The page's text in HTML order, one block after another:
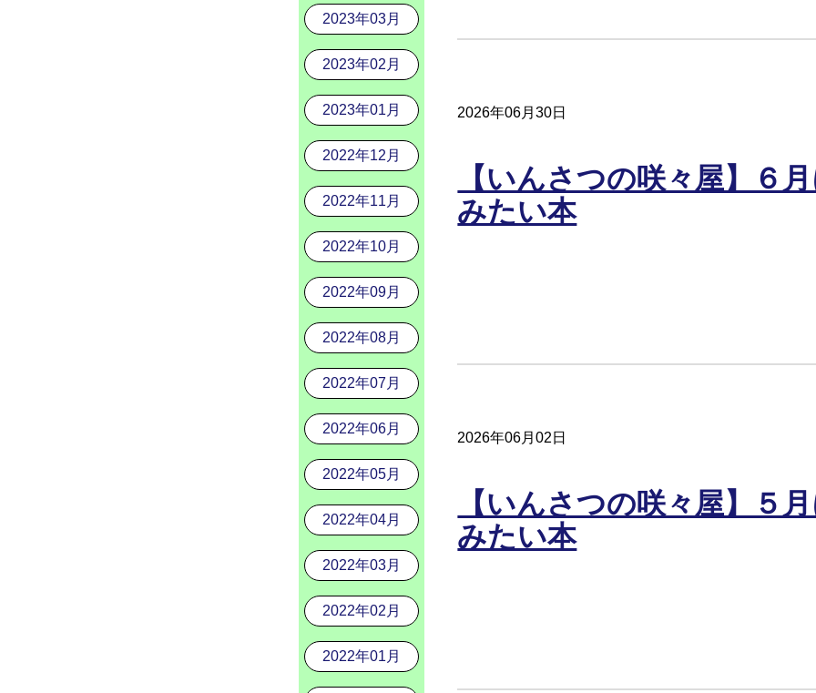
2023年03月
2023年02月
2023年01月
2022年12月
2022年11月
2022年10月
2022年09月
2022年08月
2022年07月
2022年06月
2022年05月
2022年04月
2022年03月
2022年02月
2022年01月
2026年06月30日
【いんさつの咲々屋】６
みたい本
2026年06月02日
【いんさつの咲々屋】５
みたい本